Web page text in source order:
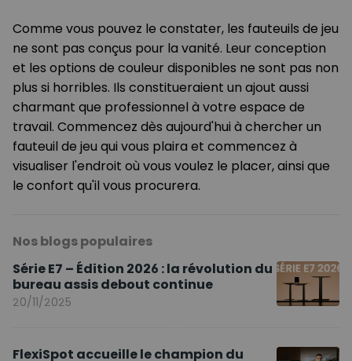
Comme vous pouvez le constater, les fauteuils de jeu
ne sont pas conçus pour la vanité. Leur conception
et les options de couleur disponibles ne sont pas non
plus si horribles. Ils constitueraient un ajout aussi
charmant que professionnel à votre espace de
travail. Commencez dès aujourd'hui à chercher un
fauteuil de jeu qui vous plaira et commencez à
visualiser l'endroit où vous voulez le placer, ainsi que
le confort qu'il vous procurera.
Nos blogs populaires
Série E7 – Édition 2026 : la révolution du
bureau assis debout continue
20/11/2025
FlexiSpot accueille le champion du